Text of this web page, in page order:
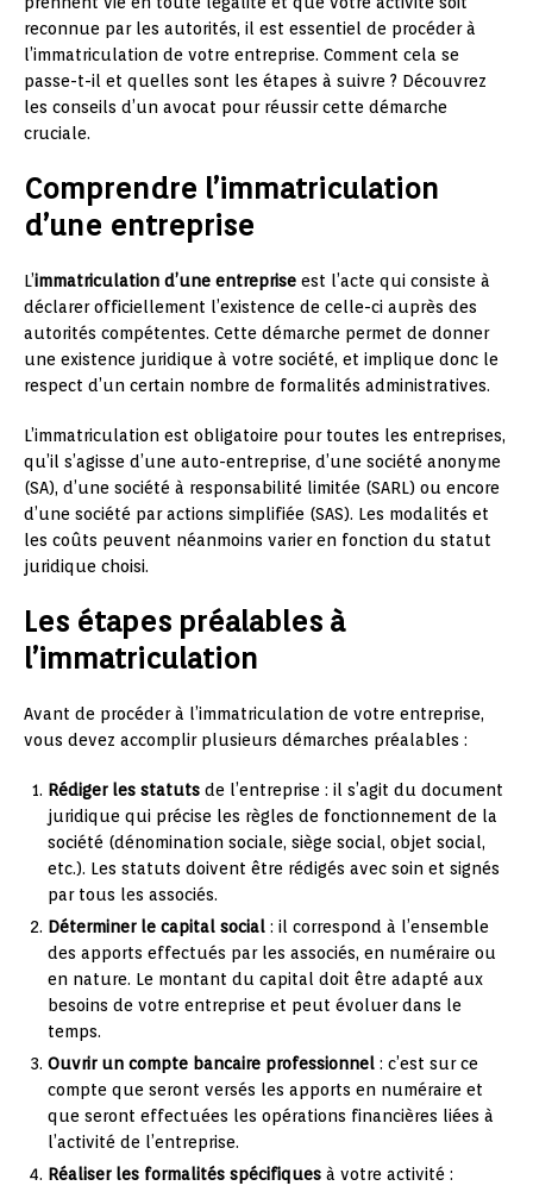
reconnue par les autorités, il est essentiel de procéder à
l’immatriculation de votre entreprise. Comment cela se
passe-t-il et quelles sont les étapes à suivre ? Découvrez
les conseils d’un avocat pour réussir cette démarche
cruciale.
Comprendre l’immatriculation
d’une entreprise
L’immatriculation d’une entreprise est l’acte qui consiste à
déclarer officiellement l’existence de celle-ci auprès des
autorités compétentes. Cette démarche permet de donner
une existence juridique à votre société, et implique donc le
respect d’un certain nombre de formalités administratives.
L’immatriculation est obligatoire pour toutes les entreprises,
qu’il s’agisse d’une auto-entreprise, d’une société anonyme
(SA), d’une société à responsabilité limitée (SARL) ou encore
d’une société par actions simplifiée (SAS). Les modalités et
les coûts peuvent néanmoins varier en fonction du statut
juridique choisi.
Les étapes préalables à
l’immatriculation
Avant de procéder à l’immatriculation de votre entreprise,
vous devez accomplir plusieurs démarches préalables :
Rédiger les statuts de l’entreprise : il s’agit du document
juridique qui précise les règles de fonctionnement de la
société (dénomination sociale, siège social, objet social,
etc.). Les statuts doivent être rédigés avec soin et signés
par tous les associés.
Déterminer le capital social : il correspond à l’ensemble
des apports effectués par les associés, en numéraire ou
en nature. Le montant du capital doit être adapté aux
besoins de votre entreprise et peut évoluer dans le
temps.
Ouvrir un compte bancaire professionnel : c’est sur ce
compte que seront versés les apports en numéraire et
que seront effectuées les opérations financières liées à
l’activité de l’entreprise.
Réaliser les formalités spécifiques à votre activité :